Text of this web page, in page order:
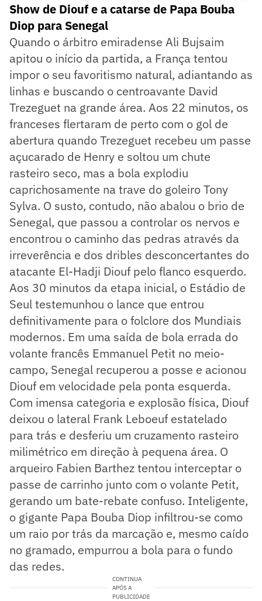
Show de Diouf e a catarse de Papa Bouba
Diop para Senegal
Quando o árbitro emiradense Ali Bujsaim
apitou o início da partida, a França tentou
impor o seu favoritismo natural, adiantando as
linhas e buscando o centroavante David
Trezeguet na grande área. Aos 22 minutos, os
franceses flertaram de perto com o gol de
abertura quando Trezeguet recebeu um passe
açucarado de Henry e soltou um chute
rasteiro seco, mas a bola explodiu
caprichosamente na trave do goleiro Tony
Sylva. O susto, contudo, não abalou o brio de
Senegal, que passou a controlar os nervos e
encontrou o caminho das pedras através da
irreverência e dos dribles desconcertantes do
atacante El-Hadji Diouf pelo flanco esquerdo.
Aos 30 minutos da etapa inicial, o Estádio de
Seul testemunhou o lance que entrou
definitivamente para o folclore dos Mundiais
modernos. Em uma saída de bola errada do
volante francês Emmanuel Petit no meio-
campo, Senegal recuperou a posse e acionou
Diouf em velocidade pela ponta esquerda.
Com imensa categoria e explosão física, Diouf
deixou o lateral Frank Leboeuf estatelado
para trás e desferiu um cruzamento rasteiro
milimétrico em direção à pequena área. O
arqueiro Fabien Barthez tentou interceptar o
passe de carrinho junto com o volante Petit,
gerando um bate-rebate confuso. Inteligente,
o gigante Papa Bouba Diop infiltrou-se como
um raio por trás da marcação e, mesmo caído
no gramado, empurrou a bola para o fundo
das redes.
CONTINUA
APÓS A
PUBLICIDADE